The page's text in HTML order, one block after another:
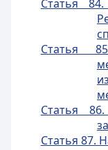
Статья
Статья
Статья
Статья 87.